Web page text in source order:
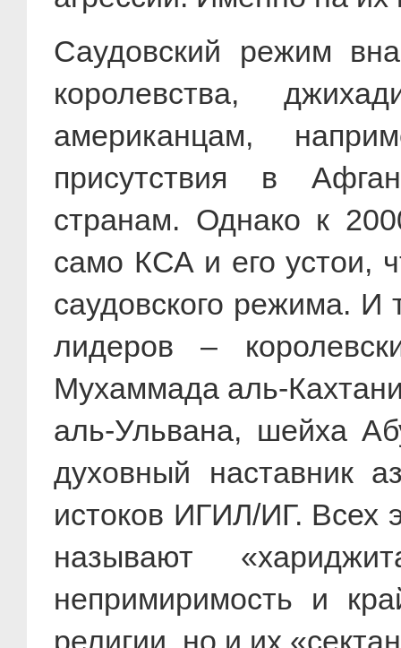
Саудовский режим
королевства,
американцам,
присутствия в
странам. Однако к
само КСА и его устои,
саудовского режима. И
лидеров –
Мухаммада аль-
аль-Ульвана, шейха
духовный наставник
истоков ИГИЛ/ИГ. Всех
называют
непримиримость и
религии, но и их